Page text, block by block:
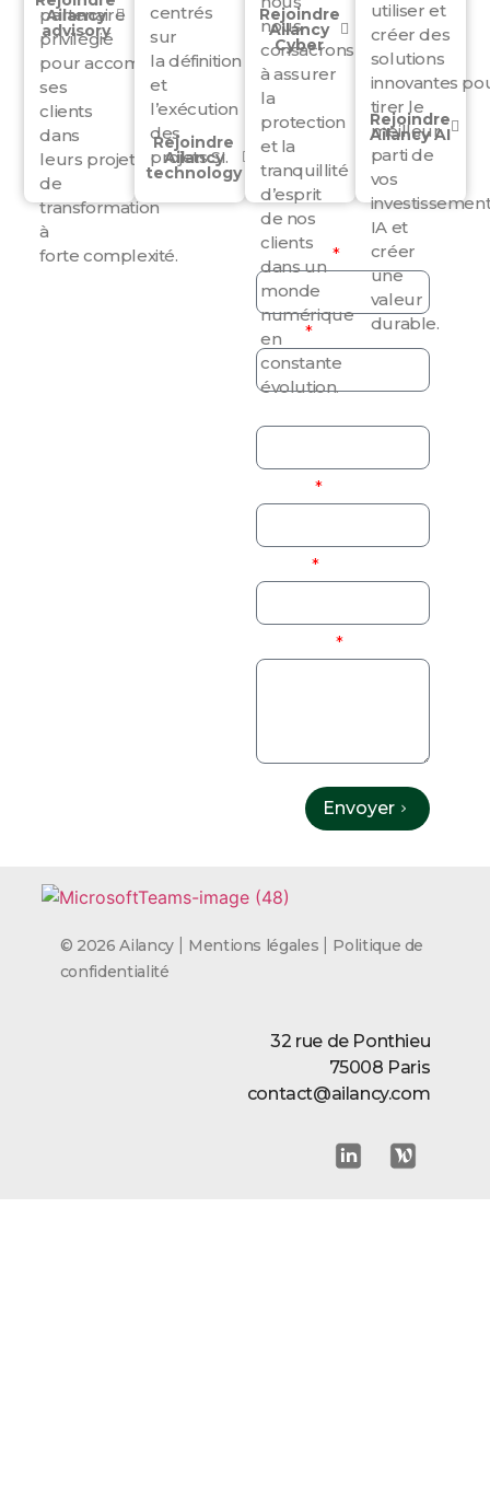
partenaire
privilégié
pouraccompagner
ses
clients
dans
leurs projets
de
transformation
à
fortecomplexité.
Ailancy
advisory
centrés
sur
ladéfinition
et
l’exécution
des
projets SI.
Rejoindre
Ailancy
technology
nous
consacrons
à assurer
la
protection
et la
tranquillité
d’esprit
de nos
clients
dans un
monde
numérique
en
constante
évolution.
Rejoindre
Ailancy
Cyber
utiliser et
créer des
solutions
innovantes
tirer le
meilleur
parti de
vos
IA et
créer
une
valeur
durable.
Rejoindre
Ailancy AI
Contactez-Prénom
Nom
Envoyer
© 2026 Ailancy| Mentions légales
Politique de
confidentialité
32 rue de Ponthieu
75008 Paris
contact@ailancy.com